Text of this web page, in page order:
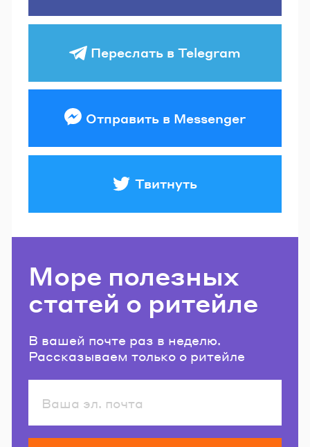
Переслать в Telegram
Отправить в Messenger
Твитнуть
Море полезных
статей о ритейле
В вашей почте раз в неделю.
Рассказываем только о ритейле